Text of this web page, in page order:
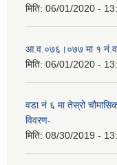
मिति: 06/01/2020 -
आ‍.व.०७६।०७७ मा १
मिति: 06/01/2020 -
वडा नं ६ मा तेस्रो
विवरण-
मिति: 08/30/2019 -